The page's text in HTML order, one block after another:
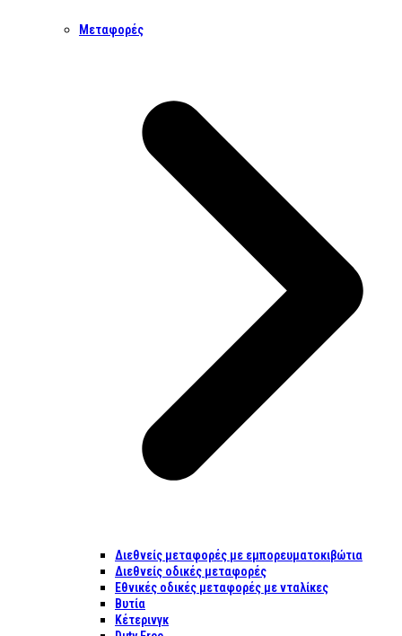
Μεταφορές
Διεθνείς μεταφορές με εμπορευματοκιβώτια
Διεθνείς οδικές μεταφορές
Εθνικές οδικές μεταφορές με νταλίκες
Βυτία
Κέτερινγκ